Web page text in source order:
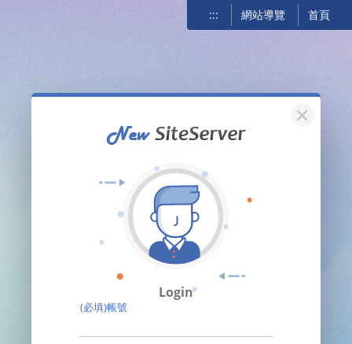
::: 網站導覽 首頁
關閉
Login
(必填)帳號